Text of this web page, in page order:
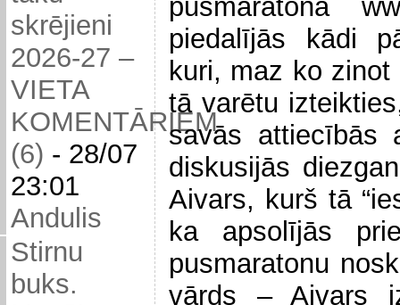
skrējieni
2026-27 –
VIETA
KOMENTĀRIEM
(6) - 28/07
23:01
Andulis
Stirnu
buks.
pusmaratona
piedalījās kādi
kuri, maz ko
tā varētu
savās attiecībās
diskusijās
Aivars, kurš tā
ka apsolījās
pusmaratonu
vārds – Aivars